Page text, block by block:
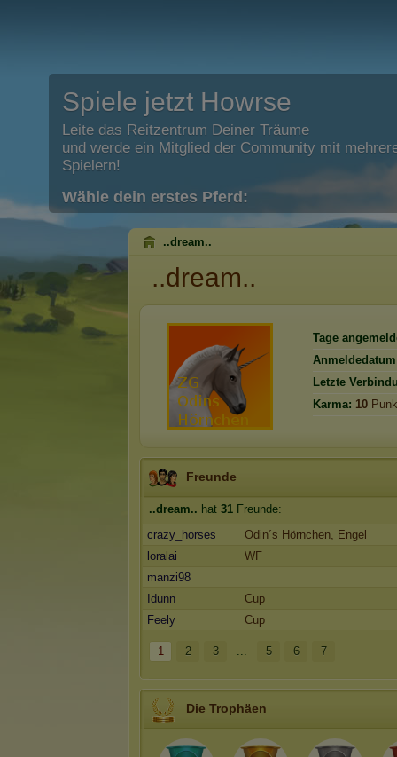
Spiele jetzt Howrse
Leite das Reitzentrum Deiner Träume
und werde ein Mitglied der Community mit
Spielern!
Wähle dein erstes Pferd:
..dream..
..dream..
Tage
Letzte
Karma: 10
Freunde
..dream.. hat 31 Freunde:
crazy_horses
Odin´s Hörnchen, Engel
loralai
WF
manzi98
Idunn
Cup
Feely
Cup
1 2 3 ... 5 6 7
Die Trophäen